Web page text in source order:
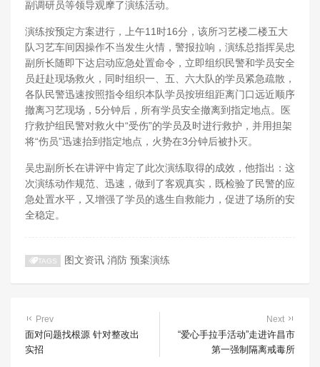
副调研员等领导观摩了演练活动。
演练按预定方案进行，上午11时16分，该所习艺楼二楼五大
队习艺车间因操作不当发生火情，警报拉响，演练总指挥吴忠
副所长随即下达启动应急处置命令，立即组织民警和学员安全
员赶赴现场救火，同时组织一、五、六大队的学员紧急疏散，
各队民警迅速按照指令组织本队学员按班组距离门口远近顺序
撤离习艺现场，5分钟后，所有学员安全撤离到指定地点。医
疗救护组民警对救火中“受伤”的学员及时进行救护，并用担架
将“伤员”迅速抬到指定地点，火势在3分钟后被扑灭。
吴忠副所长在讲评中肯定了此次演练取得的成效，他指出：这
次演练动作规范、迅速，做到了客观真实，既检验了民警的应
急处置水平，又增强了学员的逃生自救能力，促进了场所的安
全稳定。
TAGS 图文资讯 消防 预案演练
Prev
面对问题找根源 针对整改出
实招
Next
“爱心手拉手活动”走进许昌市
第一强制隔离戒毒所